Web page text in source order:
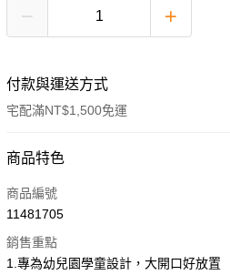
付款與運送方式
宅配滿NT$1,500免運
付款方式
信用卡一次付款
3 期 0 利率 每期 NT$593
商品特色
商品編號
11481705
銷售重點
1.專為幼兒園學童設計，大開口好放置